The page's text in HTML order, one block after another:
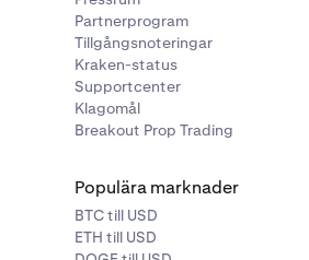
Partnerprogram
Tillgångsnoteringar
Kraken-status
Supportcenter
Klagomål
Breakout Prop Trading
Populära marknader
BTC till USD
ETH till USD